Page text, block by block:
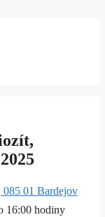
085 01 Bardejov
16:00 hodiny